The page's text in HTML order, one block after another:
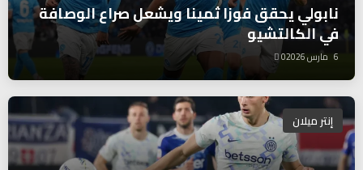
نابولي يحقق فوزا ثمينا ويشعل صراع الوصافة
في الكالتشيو
6 مارس 2026 0
إنتر ميلان